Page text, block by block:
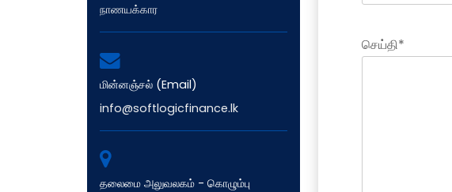
நாணயக்கார
மின்னஞ்சல் (Email)
info@softlogicfinance.lk
தலைமை அலுவலகம் - கொழும்பு
செய்தி*